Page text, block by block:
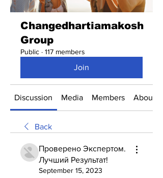
Changedhartiamakosh
Group
Public · 117 members
Join
Discussion Media Members About
Back
Проверено Экспертом.
Лучший Результат!
September 15, 2023